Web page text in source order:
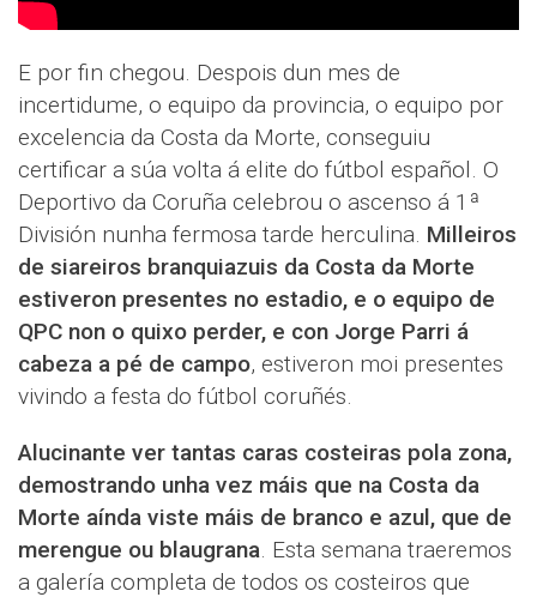
E por fin chegou. Despois dun mes de
incertidume, o equipo da provincia, o equipo por
excelencia da Costa da Morte, conseguiu
certificar a súa volta á elite do fútbol español. O
Deportivo da Coruña celebrou o ascenso á 1ª
División nunha fermosa tarde herculina. Milleiros
de siareiros branquiazuis da Costa da Morte
estiveron presentes no estadio, e o equipo de
QPC non o quixo perder, e con Jorge Parri á
cabeza a pé de campo, estiveron moi presentes
vivindo a festa do fútbol coruñés.
Alucinante ver tantas caras costeiras pola zona,
demostrando unha vez máis que na Costa da
Morte aínda viste máis de branco e azul, que de
merengue ou blaugrana . Esta semana traeremos
a galería completa de todos os costeiros que